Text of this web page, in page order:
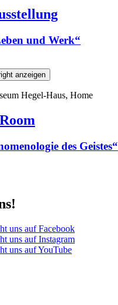
und Werk“
anzeigen
des Geistes“
uns auf Facebook
uns auf Instagram
uns auf YouTube